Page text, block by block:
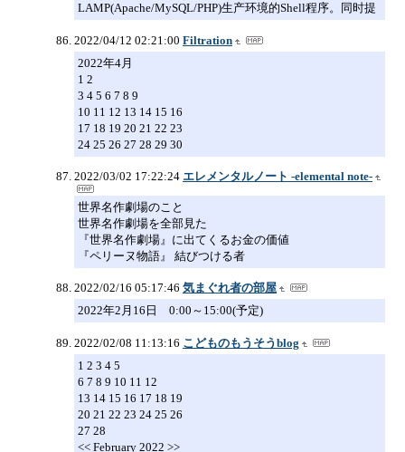
LAMP(Apache/MySQL/PHP)生产环境的Shell程序。同时提
2022/04/12 02:21:00 Filtration
2022年4月
1 2
3 4 5 6 7 8 9
10 11 12 13 14 15 16
17 18 19 20 21 22 23
24 25 26 27 28 29 30
2022/03/02 17:22:24 エレメンタルノート -elemental note-
世界名作劇場のこと
世界名作劇場を全部見た
『世界名作劇場』に出てくるお金の価値
『ペリーヌ物語』 結びつける者
2022/02/16 05:17:46 気まぐれ者の部屋
2022年2月16日 0:00～15:00(予定)
2022/02/08 11:13:16 こどものもうそうblog
1 2 3 4 5
6 7 8 9 10 11 12
13 14 15 16 17 18 19
20 21 22 23 24 25 26
27 28
<< February 2022 >>